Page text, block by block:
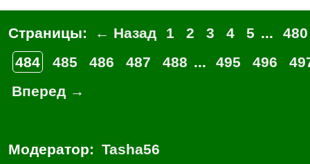
Страницы: ← Назад 1 2 3 4 5 ...
480
484
485 486 487 488 ... 495 496
Вперед →
Модератор: Tasha56